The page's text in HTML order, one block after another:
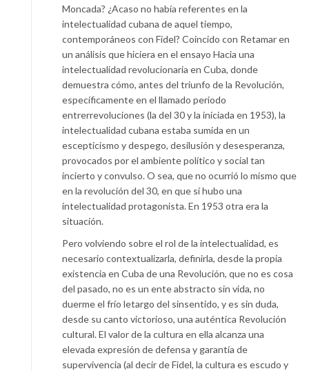
Moncada? ¿Acaso no había referentes en la
intelectualidad cubana de aquel tiempo,
contemporáneos con Fidel? Coincido con Retamar en
un análisis que hiciera en el ensayo Hacia una
intelectualidad revolucionaria en Cuba, donde
demuestra cómo, antes del triunfo de la Revolución,
específicamente en el llamado periodo
entrerrevoluciones (la del 30 y la iniciada en 1953), la
intelectualidad cubana estaba sumida en un
escepticismo y despego, desilusión y desesperanza,
provocados por el ambiente político y social tan
incierto y convulso. O sea, que no ocurrió lo mismo que
en la revolución del 30, en que sí hubo una
intelectualidad protagonista. En 1953 otra era la
situación.
Pero volviendo sobre el rol de la intelectualidad, es
necesario contextualizarla, definirla, desde la propia
existencia en Cuba de una Revolución, que no es cosa
del pasado, no es un ente abstracto sin vida, no
duerme el frío letargo del sinsentido, y es sin duda,
desde su canto victorioso, una auténtica Revolución
cultural. El valor de la cultura en ella alcanza una
elevada expresión de defensa y garantía de
supervivencia (al decir de Fidel, la cultura es escudo y